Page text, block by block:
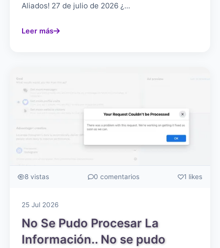
Aliados! 27 de julio de 2026 ¿...
Leer más
8 vistas 0 comentarios 1 likes
25 Jul 2026
No Se Pudo Procesar La
Información.. No se pudo